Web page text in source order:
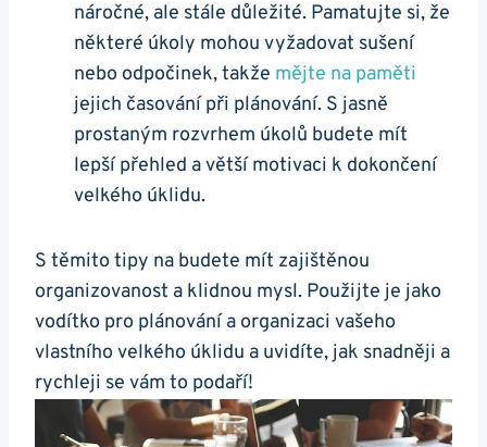
náročné, ale stále důležité. Pamatujte si, že
některé úkoly mohou vyžadovat sušení
nebo odpočinek, takže mějte na paměti
jejich časování při plánování. S jasně
prostaným rozvrhem úkolů budete mít
lepší přehled a větší motivaci k dokončení
velkého úklidu.
S těmito tipy na budete mít zajištěnou
organizovanost a klidnou mysl. Použijte je jako
vodítko pro plánování a organizaci vašeho
vlastního velkého úklidu a uvidíte, jak snadněji a
rychleji se vám to podaří!